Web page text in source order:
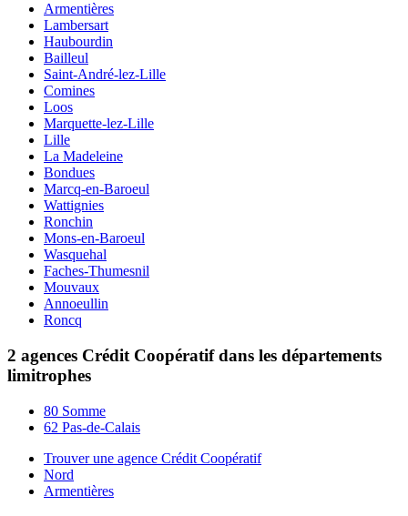
Armentières
Lambersart
Haubourdin
Bailleul
Saint-André-lez-Lille
Comines
Loos
Marquette-lez-Lille
Lille
La Madeleine
Bondues
Marcq-en-Baroeul
Wattignies
Ronchin
Mons-en-Baroeul
Wasquehal
Faches-Thumesnil
Mouvaux
Annoeullin
Roncq
2 agences Crédit Coopératif dans les départements
limitrophes
80 Somme
62 Pas-de-Calais
Trouver une agence Crédit Coopératif
Nord
Armentières